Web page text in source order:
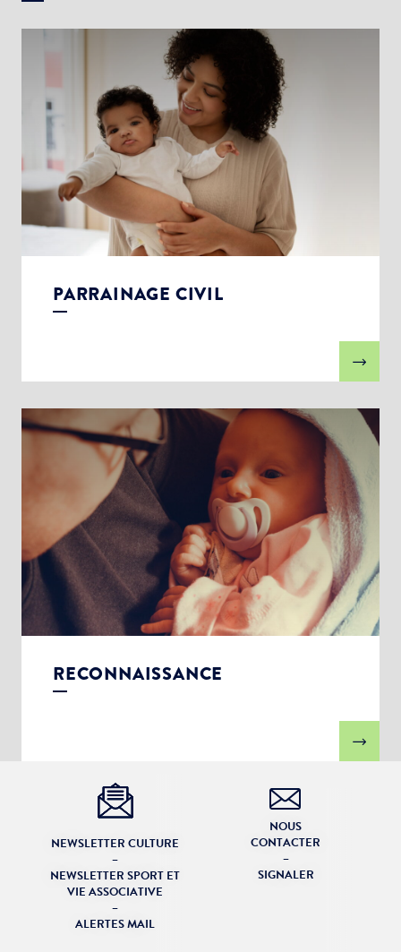
PARRAINAGE CIVIL
RECONNAISSANCE
NEWSLETTER CULTURE
–
NEWSLETTER SPORT ET
VIE ASSOCIATIVE
–
ALERTES MAIL
NOUS
CONTACTER
–
SIGNALER
Newsletter Sport et Vie associative